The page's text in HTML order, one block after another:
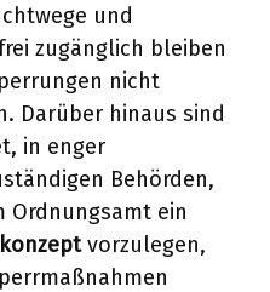
und
zugänglich bleiben
nicht
Darüber hinaus sind
in enger
Behörden,
Ordnungsamt ein
vorzulegen,